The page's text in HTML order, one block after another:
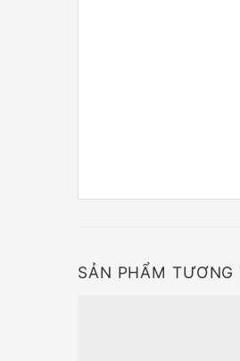
SẢN PHẨM TƯƠNG